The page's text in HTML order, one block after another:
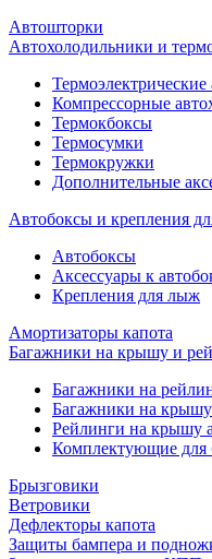
Автошторки
Автохолодильники и
Компрессорные
Термокбоксы
Термосумки
Термокружки
Дополнительные
Автобоксы и крепления
Автобоксы
Аксессуары к
Крепления для лыж
Амортизаторы капота
Багажники на крышу и
Багажники на
Багажники на крышу
Рейлинги на крышу
Комплектующие для
Брызговики
Ветровики
Дефлекторы капота
Защиты бампера и